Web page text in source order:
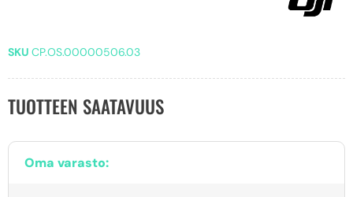
SKU CP.OS.00000506.03
TUOTTEEN SAATAVUUS
Oma varasto: